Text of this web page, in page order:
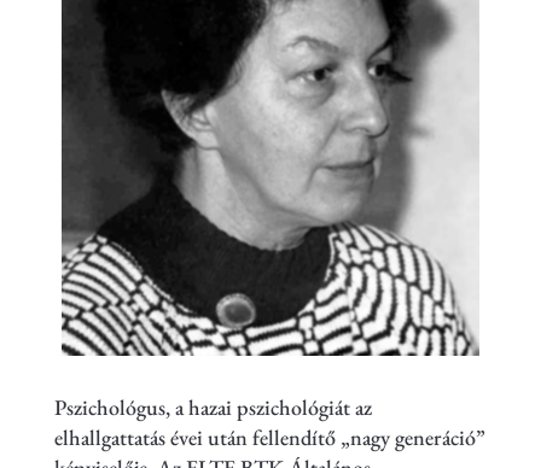
Pszichológus, a hazai pszichológiát az
elhallgattatás évei után fellendítő „nagy generáció”